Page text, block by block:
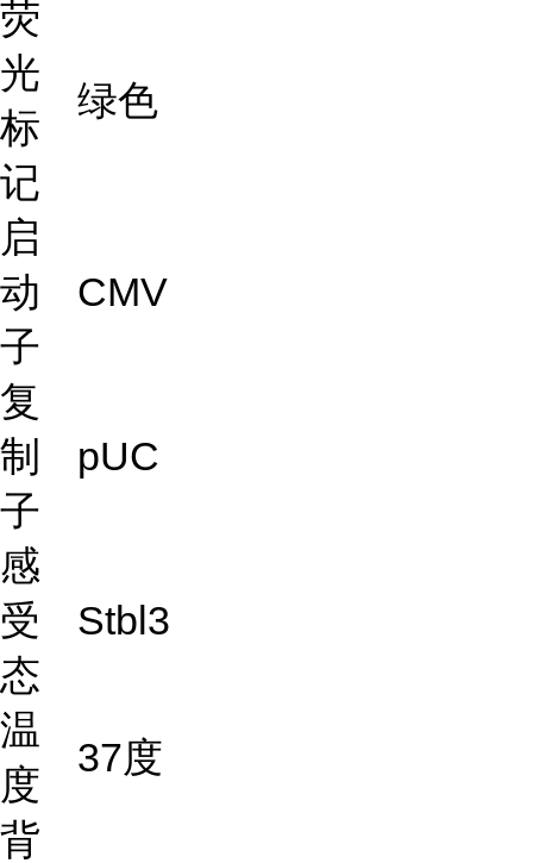
荧
光
标
记
绿色
启
动
子
CMV
复
制
子
pUC
感
受
态
Stbl3
温
度
37度
背